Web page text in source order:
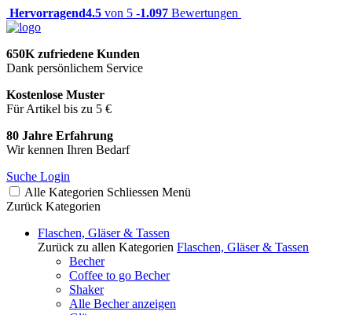
Hervorragend4.5 von 5 -1.097 Bewertungen
650K zufriedene Kunden
Dank persönlichem Service
Kostenlose Muster
Für Artikel bis zu 5 €
80 Jahre Erfahrung
Wir kennen Ihren Bedarf
Suche Login
Alle Kategorien Schliessen Menü
Zurück Kategorien
Flaschen, Gläser & Tassen
Zurück zu allen Kategorien Flaschen, Gläser & Tassen
Becher
Coffee to go Becher
Shaker
Alle Becher anzeigen